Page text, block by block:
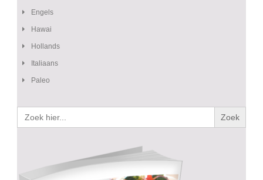
Engels
Hawai
Hollands
Italiaans
Paleo
Zoek
naar: